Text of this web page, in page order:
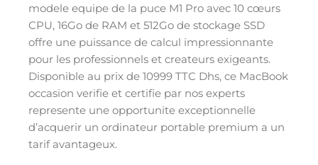
modele equipe de la puce M1 Pro avec 10 cœurs
CPU, 16Go de RAM et 512Go de stockage SSD
offre une puissance de calcul impressionnante
pour les professionnels et createurs exigeants.
Disponible au prix de 10999 TTC Dhs, ce MacBook
occasion verifie et certifie par nos experts
represente une opportunite exceptionnelle
d’acquerir un ordinateur portable premium a un
tarif avantageux.